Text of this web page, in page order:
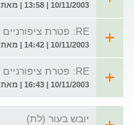
10/11/2003 | 13:58 | מאת: אלון
RE: פטרת ציפורניים
10/11/2003 | 14:42 | מאת: אלון
RE: פטרת ציפורניים
10/11/2003 | 16:43 | מאת:
יובש בעור (לת)